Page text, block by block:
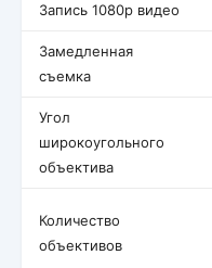
Запись 1080p видео
Замедленная
съемка
Угол
широкоугольного
объектива
Количество
объективов